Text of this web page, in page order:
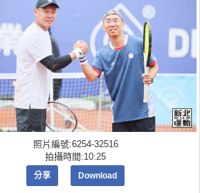
照片編號:6254-32516
拍攝時間:10:25
分享 Download